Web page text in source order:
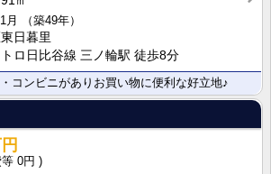
月
（築49年）
日暮里
ロ日比谷線 三ノ輪駅 徒歩8分
コンビニがありお買い物に便利な好立地♪
0円